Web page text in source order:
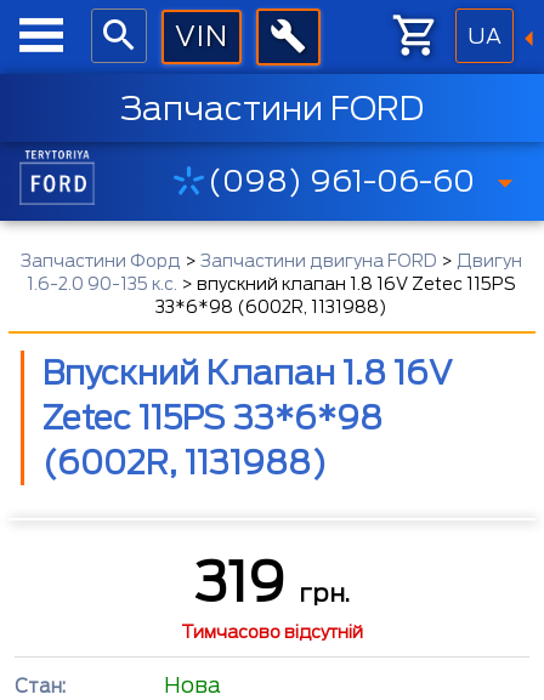
UA
Запчастини FORD
(098) 961-06-60
Запчастини Форд >Запчастини двигуна FORD > Двигун
1.6-2.0 90-135 к.с. >впускний клапан 1.8 16V Zetec 115PS
33*6*98 (6002R, 1131988)
Впускний Клапан 1.8 16V
Zetec 115PS 33*6*98
(6002R, 1131988)
319 грн.
Тимчасово відсутній
Стан: Нова